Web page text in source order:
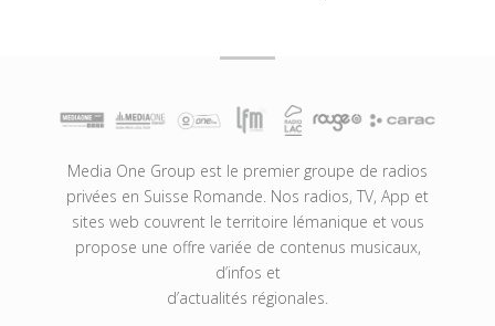
Media One Group est le premier groupe de radios
privées en Suisse Romande. Nos radios, TV, App et
sites web couvrent le territoire lémanique et vous
propose une offre variée de contenus musicaux,
d’infos et
d’actualités régionales.